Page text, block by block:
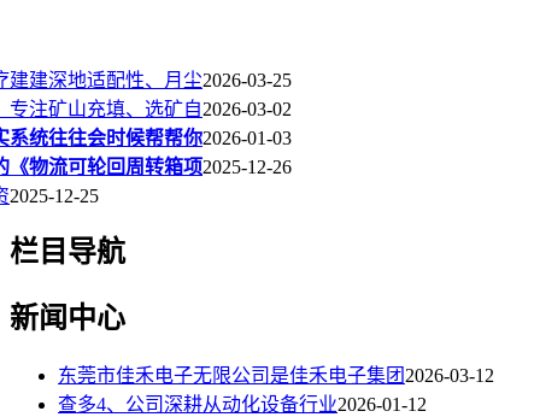
建建深地适配性、月尘2026-03-25
专注矿山充填、选矿自2026-03-02
系统往往会时候帮帮你2026-01-03
《物流可轮回周转箱项2025-12-26
2025-12-25
栏目导航
新闻中心
东莞市佳禾电子无限公司是佳禾电子集团2026-03-12
查多4、公司深耕从动化设备行业2026-01-12